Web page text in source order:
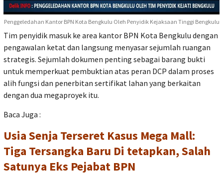
Penggeledahan Kantor BPN Kota Bengkulu Oleh Penyidik Kejaksaan Tinggi Bengkulu
Tim penyidik masuk ke area kantor BPN Kota Bengkulu dengan
pengawalan ketat dan langsung menyasar sejumlah ruangan
strategis. Sejumlah dokumen penting sebagai barang bukti
untuk memperkuat pembuktian atas peran DCP dalam proses
alih fungsi dan penerbitan sertifikat lahan yang berkaitan
dengan dua megaproyek itu.
Baca Juga :
Usia Senja Terseret Kasus Mega Mall:
Tiga Tersangka Baru Di tetapkan, Salah
Satunya Eks Pejabat BPN